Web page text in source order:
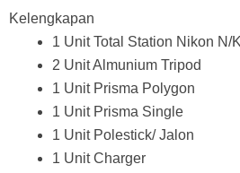
Kelengkapan
1 Unit Total Station Nikon N/
2 Unit Almunium Tripod
1 Unit Prisma Polygon
1 Unit Prisma Single
1 Unit Polestick/ Jalon
1 Unit Charger